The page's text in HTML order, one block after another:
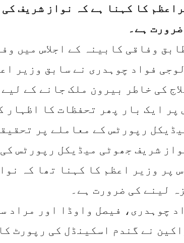
کا کہنا ہے کہ نواز شریف
ہے۔
وفاقی کابینہ کے اجلاس میں
فواد چوہدری نے سابق وزیر
کی خاطر بیرون ملک جانے کے لیے
پر ایک بار پھر تحفظات کا اظہار
رپورٹس کے معاملے پر
شریف جھوٹی میڈیکل رپورٹس
پر وزیر اعظم کا کہنا تھا کہ
لینے کی ضرورت ہے۔
چوہدری، فیصل واوڈا اور مراد
نے گندم اسکینڈل کی رپورٹ